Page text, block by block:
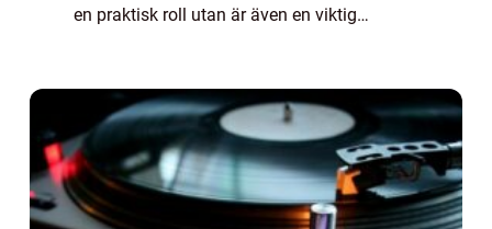
en praktisk roll utan är även en viktig